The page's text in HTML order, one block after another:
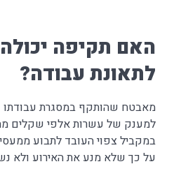
האם תקיפה
לתאונת עבודה?
מאבטח שהותקף במסגרת עבודתו
למענק של עשרות אלפי שקלים
במקביל צפוי העובד לתבוע
על כך שלא מנע את האירוע ולא